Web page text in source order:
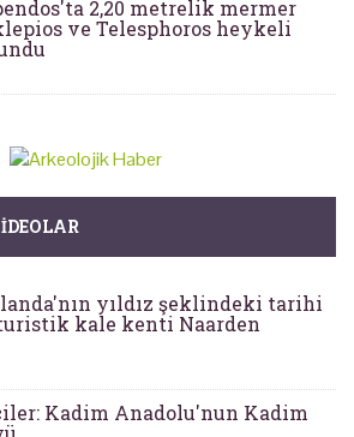
2,20 metrelik mermer
ve Telesphoros heykeli
yıldız şeklindeki tarihi
kale kenti Naarden
Kadim Anadolu'nun Kadim